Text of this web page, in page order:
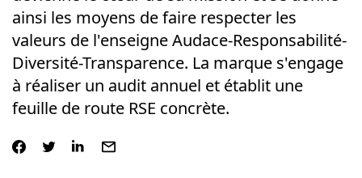
ainsi les moyens de faire respecter les
valeurs de l'enseigne Audace-Responsabilité-
Diversité-Transparence. La marque s'engage
à réaliser un audit annuel et établit une
feuille de route RSE concrète.